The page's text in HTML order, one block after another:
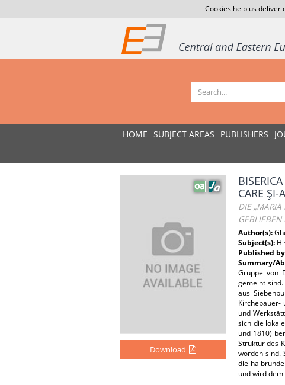
Cookies help us deliver
HOME SUBJECT AREAS PUBLISHERS
Download
CARE ŞI-
DIE „MARIÄ
GEBLIEBEN
Author(s):
Subject(s):
Published
Summary/
Gruppe von
gemeint
aus
Kirchebauer-
und
sich die
und 1810)
Struktur des
worden sind.
die
und wird